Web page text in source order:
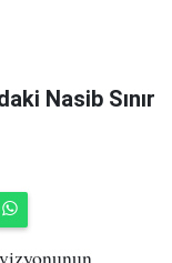
Nasib Sınır